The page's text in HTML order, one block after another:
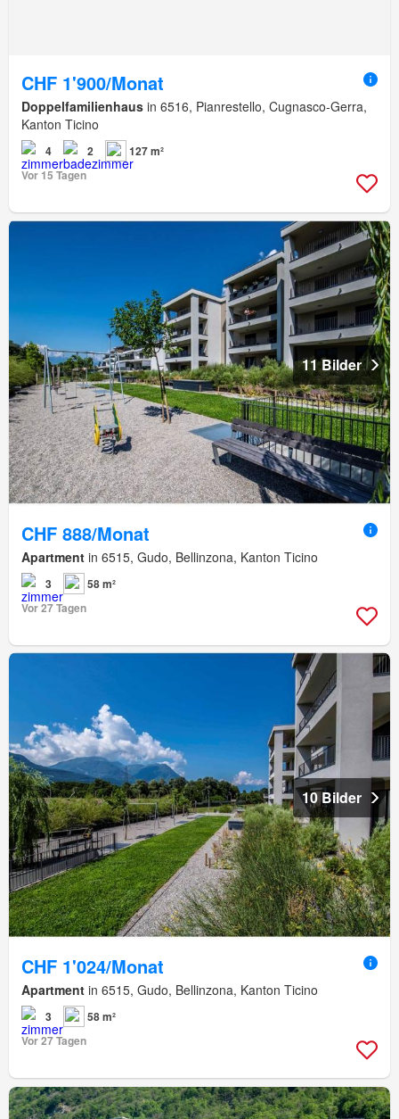
CHF 1'900/Monat
Doppelfamilienhaus in 6516, Pianrestello, Cugnasco-Gerra,
Kanton Ticino
4 2
127 m²
Vor 15 Tagen
11 Bilder
CHF 888/Monat
Apartment in 6515, Gudo, Bellinzona, Kanton Ticino
3
58 m²
Vor 27 Tagen
10 Bilder
CHF 1'024/Monat
Apartment in 6515, Gudo, Bellinzona, Kanton Ticino
3
58 m²
Vor 27 Tagen